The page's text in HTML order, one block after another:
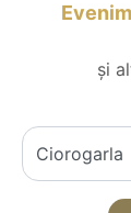
și